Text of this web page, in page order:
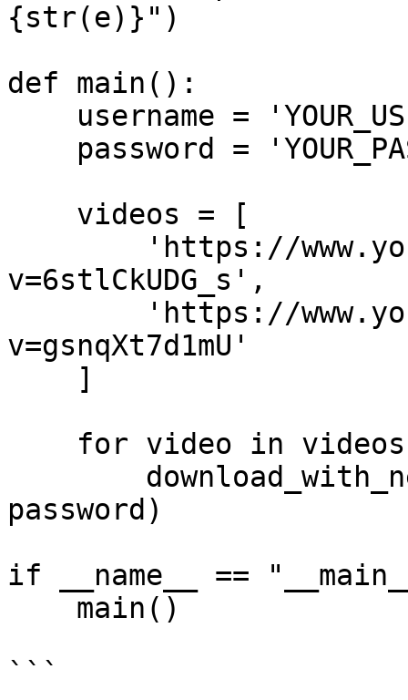
{str(e)}")
def main():
v=6stlCkUDG_s',
v=gsnqXt7d1mU'
password)
if __name__ ==
```